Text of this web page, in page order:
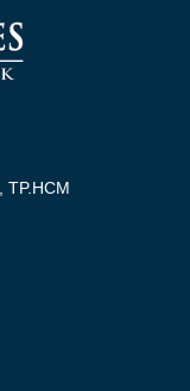
TP.HCM